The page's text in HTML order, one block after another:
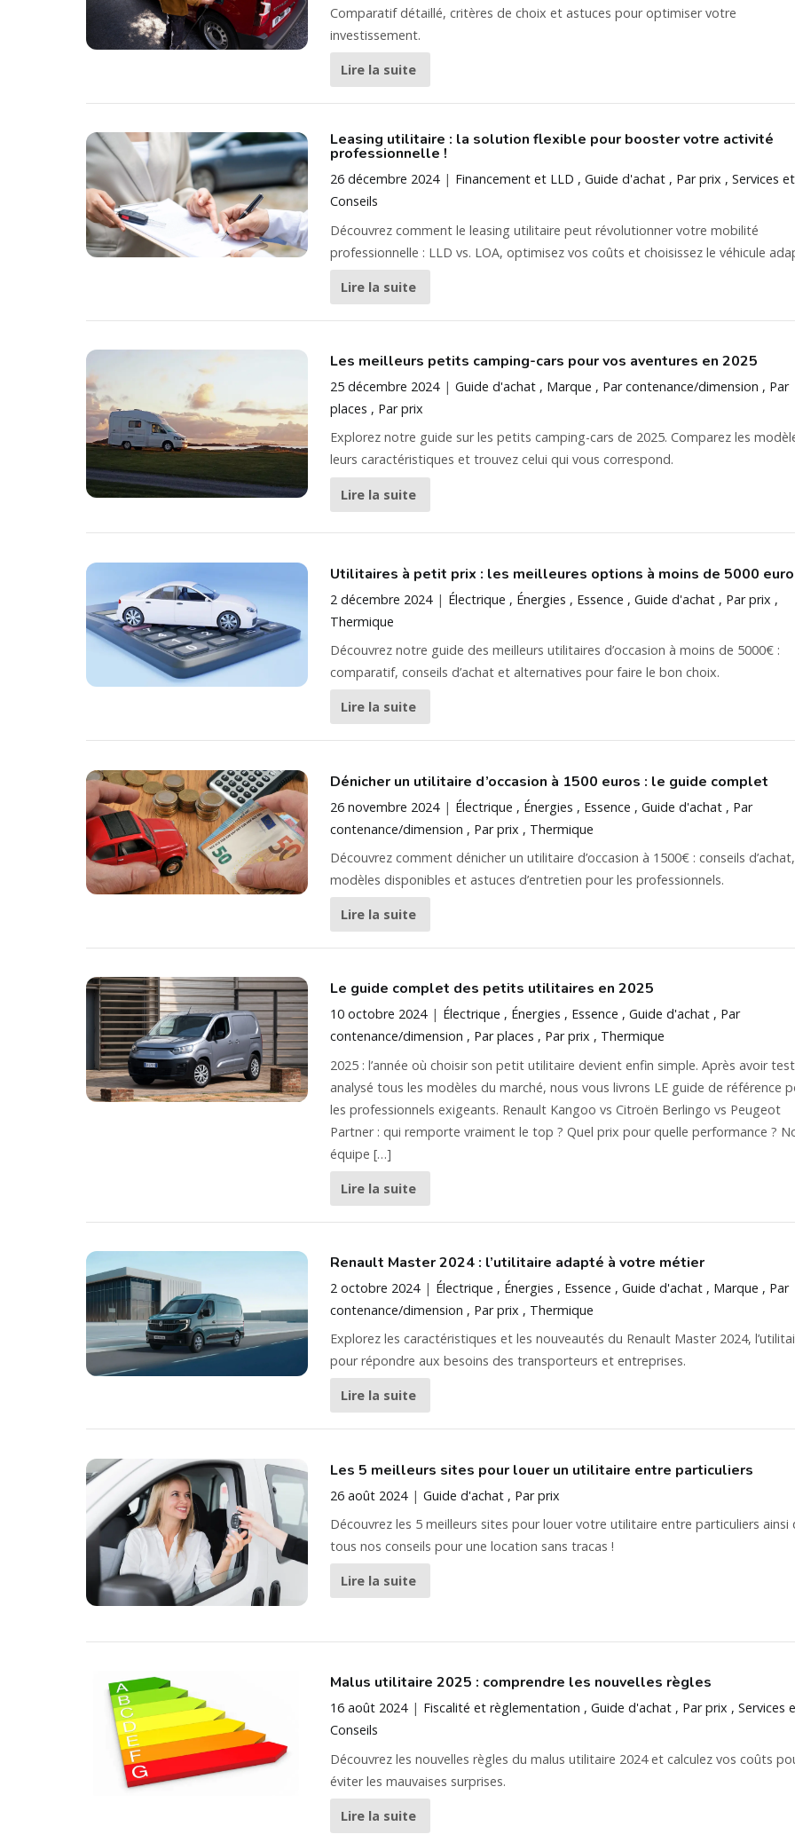
Comparatif détaillé, critères de choix et astuces pour optimiser votre
investissement.
Lire la suite
Leasing utilitaire : la solution flexible pour booster votre activité
professionnelle !
26 décembre 2024 Financement et LLD Guide d'achat Par prix
Services et
Conseils
Découvrez comment le leasing utilitaire peut révolutionner votre mobilité
professionnelle : LLD vs. LOA, optimisez vos coûts et choisissez le véhicule
Lire la suite
Les meilleurs petits camping-cars pour vos aventures en 2025
25 décembre 2024 Guide d'achat Marque Par contenance/dimension
Par
places
Par prix
Explorez notre guide sur les petits camping-cars de 2025. Comparez les
leurs caractéristiques et trouvez celui qui vous correspond.
Lire la suite
Utilitaires à petit prix : les meilleures options à moins de 5000
2 décembre 2024 Électrique Énergies Essence Guide d'achat
Par prix
Thermique
Découvrez notre guide des meilleurs utilitaires d’occasion à moins de 5000€ :
comparatif, conseils d’achat et alternatives pour faire le bon choix.
Lire la suite
Dénicher un utilitaire d’occasion à 1500 euros : le guide complet
26 novembre 2024 Électrique Énergies Essence Guide d'achat
Par
contenance/dimension
Par prix
Thermique
Découvrez comment dénicher un utilitaire d’occasion à 1500€ : conseils d’achat,
modèles disponibles et astuces d’entretien pour les professionnels.
Lire la suite
Le guide complet des petits utilitaires en 2025
10 octobre 2024 Électrique Énergies Essence Guide d'achat
Par
contenance/dimension
Par places Par prix
Thermique
2025 : l’année où choisir son petit utilitaire devient enfin simple. Après avoir
analysé tous les modèles du marché, nous vous livrons LE guide de référence
les professionnels exigeants. Renault Kangoo vs Citroën Berlingo vs Peugeot
Partner : qui remporte vraiment le top ? Quel prix pour quelle performance ?
équipe […]
Lire la suite
Renault Master 2024 : l’utilitaire adapté à votre métier
2 octobre 2024 Électrique Énergies Essence Guide d'achat Marque
Par
contenance/dimension
Par prix
Thermique
Explorez les caractéristiques et les nouveautés du Renault Master 2024,
pour répondre aux besoins des transporteurs et entreprises.
Lire la suite
Les 5 meilleurs sites pour louer un utilitaire entre particuliers
26 août 2024 Guide d'achat
Par prix
Découvrez les 5 meilleurs sites pour louer votre utilitaire entre particuliers ainsi
tous nos conseils pour une location sans tracas !
Lire la suite
Malus utilitaire 2025 : comprendre les nouvelles règles
16 août 2024 Fiscalité et règlementation Guide d'achat Par prix
Services
Conseils
Découvrez les nouvelles règles du malus utilitaire 2024 et calculez vos coûts
éviter les mauvaises surprises.
Lire la suite